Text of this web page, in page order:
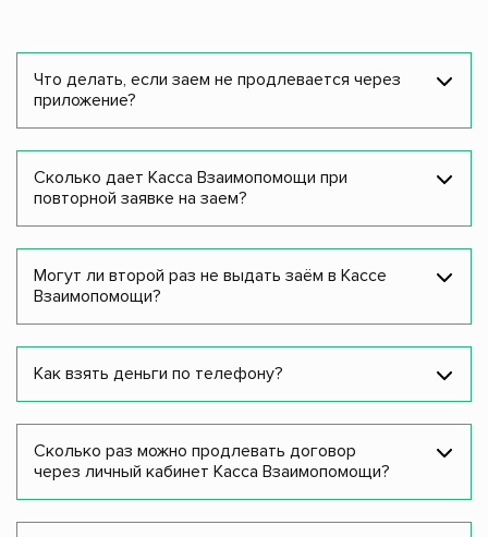
Что делать, если заем не продлевается через
приложение?
Сколько дает Касса Взаимопомощи при
повторной заявке на заем?
Могут ли второй раз не выдать заём в Кассе
Взаимопомощи?
Как взять деньги по телефону?
Сколько раз можно продлевать договор
через личный кабинет Касса Взаимопомощи?